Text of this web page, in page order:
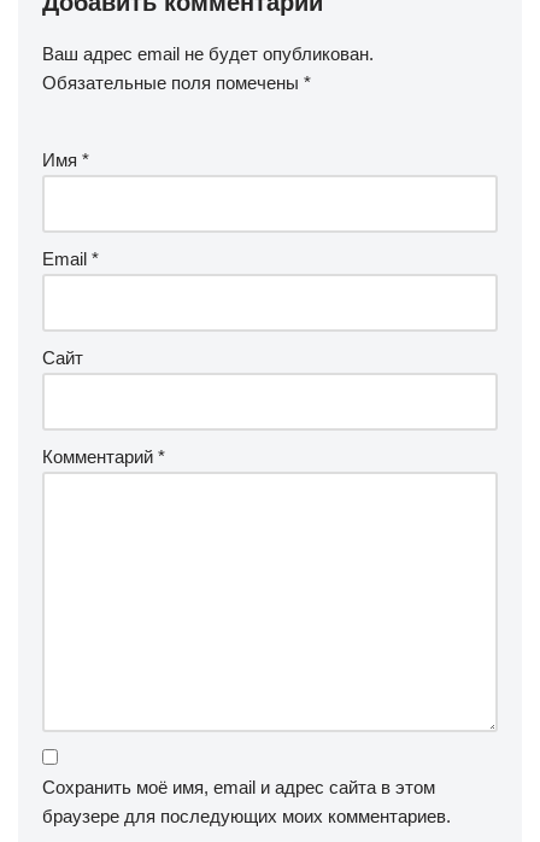
Ваш адрес email не будет опубликован.
Обязательные поля помечены *
Имя *
Email *
Сайт
Комментарий *
Сохранить моё имя, email и адрес сайта в этом
браузере для последующих моих комментариев.